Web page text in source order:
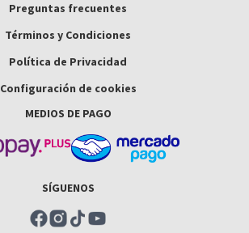
Preguntas frecuentes
Términos y Condiciones
Política de Privacidad
Configuración de cookies
MEDIOS DE PAGO
SÍGUENOS